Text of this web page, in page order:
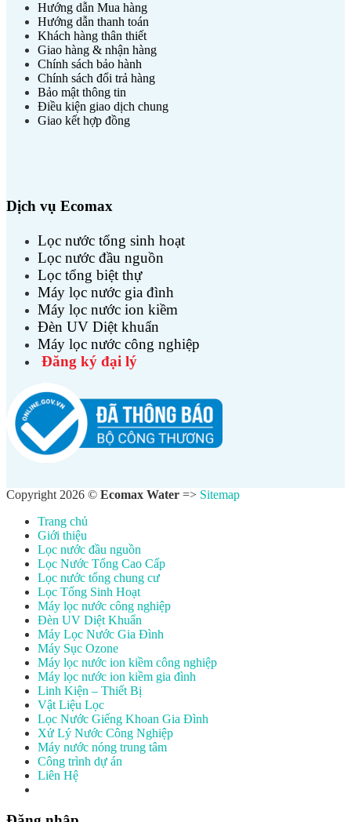
Hướng dẫn Mua hàng
Hướng dẫn thanh toán
Khách hàng thân thiết
Giao hàng & nhận hàng
Chính sách bảo hành
Chính sách đổi trả hàng
Bảo mật thông tin
Điều kiện giao dịch chung
Giao kết hợp đồng
Dịch vụ Ecomax
Lọc nước tổng sinh hoạt
Lọc nước đầu nguồn
Lọc tổng biệt thự
Máy lọc nước gia đình
Máy lọc nước ion kiềm
Đèn UV Diệt khuẩn
Máy lọc nước công nghiệp
Đăng ký đại lý
Copyright 2026 © Ecomax Water => Sitemap
Trang chủ
Giới thiệu
Lọc nước đầu nguồn
Lọc Nước Tổng Cao Cấp
Lọc nước tổng chung cư
Lọc Tổng Sinh Hoạt
Máy lọc nước công nghiệp
Đèn UV Diệt Khuẩn
Máy Lọc Nước Gia Đình
Máy Sục Ozone
Máy lọc nước ion kiềm công nghiệp
Máy lọc nước ion kiềm gia đình
Linh Kiện – Thiết Bị
Vật Liệu Lọc
Lọc Nước Giếng Khoan Gia Đình
Xử Lý Nước Công Nghiệp
Máy nước nóng trung tâm
Công trình dự án
Liên Hệ